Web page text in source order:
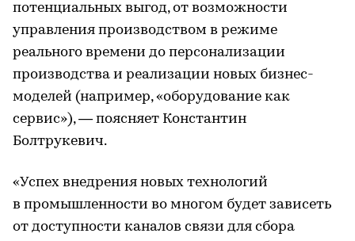
потенциальных выгод, от возможности
управления производством в режиме
реального времени до персонализации
производства и реализации новых бизнес-
моделей (например, «оборудование как
сервис»), — поясняет Константин
Болтрукевич.
«Успех внедрения новых технологий
в промышленности во многом будет зависеть
от доступности каналов связи для сбора